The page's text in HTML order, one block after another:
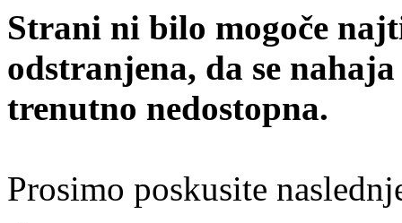
Strani ni bilo mogoče
odstranjena, da se
trenutno nedostopna.
Prosimo poskusite